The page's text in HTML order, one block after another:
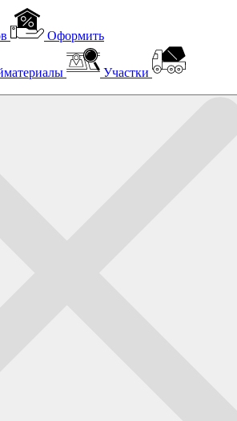
Оформить
Участки